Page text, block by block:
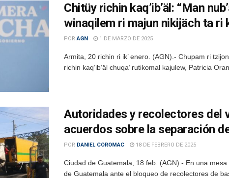
Chitüy richin kaq’ib’äl: “Man
winaqilem ri majun nikijäch ta ri
POR AGN 1 DE MARZO DE 2025
Armita, 20 richin ri ik’ enero. (AGN).- Chupam ri
richin kaq’ib’äl chuqa’ rutikomal kajulew, Patricia
Autoridades y recolectores del
acuerdos sobre la separación
POR DANIEL COROMAC 18 DE FEBRERO DE 2025
Ciudad de Guatemala, 18 feb. (AGN).- En una
de Guatemala ante el bloqueo de recolectores de